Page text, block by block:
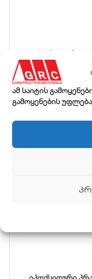
ამ საიტის
გამოყენების
ეპოქსიდური
MapeFloor I